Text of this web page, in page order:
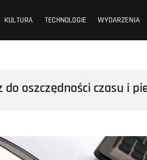
KULTURA TECHNOLOGIE WYDARZENIA
oszczędności czasu i